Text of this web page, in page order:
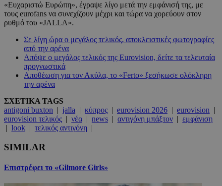
«Ευχαριστώ Ευρώπη», έγραψε λίγο μετά την εμφάνισή της, με
τους eurofans να συνεχίζουν μέχρι και τώρα να χορεύουν στον
ρυθμό του «JALLA».
Σε λίγη ώρα ο μεγάλος τελικός, αποκλειστικές φωτογραφίες
από την αρένα
Απόψε ο μεγάλος τελικός της Eurovision, δείτε τα τελευταία
προγνωστικά
Αποθέωση για τον Ακύλα, το «Ferto» ξεσήκωσε ολόκληρη
την αρένα
ΣΧΕΤΙΚΑ TAGS
antigoni buxton | jalla | κύπρος | eurovision 2026 | eurovision |
eurovision τελικός | νέα | news | αντιγόνη μπάξτον | εμφάνιση
| look | τελικός αντιγόνη |
SIMILAR
Επιστρέφει το «Gilmore Girls»